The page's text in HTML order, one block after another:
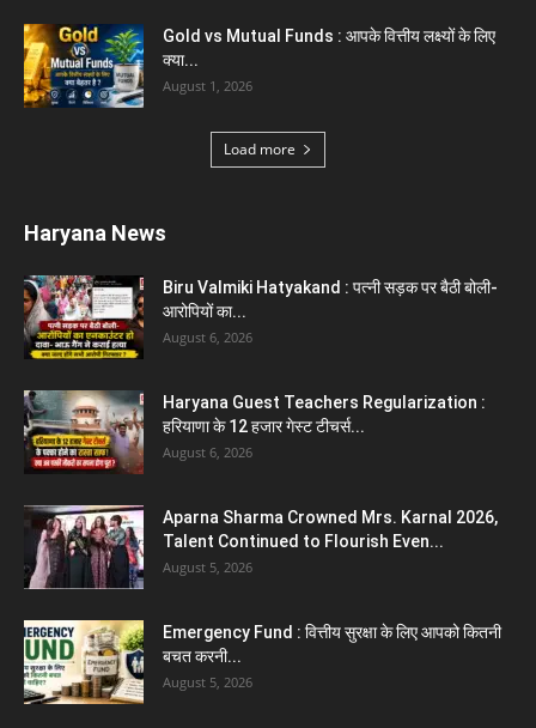
Gold vs Mutual Funds : आपके वित्तीय लक्ष्यों के लिए
क्या...
August 1, 2026
Load more
Haryana News
Biru Valmiki Hatyakand : पत्नी सड़क पर बैठी बोली-
आरोपियों का...
August 6, 2026
Haryana Guest Teachers Regularization :
हरियाणा के 12 हजार गेस्ट टीचर्स...
August 6, 2026
Aparna Sharma Crowned Mrs. Karnal 2026,
Talent Continued to Flourish Even...
August 5, 2026
Emergency Fund : वित्तीय सुरक्षा के लिए आपको कितनी
बचत करनी...
August 5, 2026